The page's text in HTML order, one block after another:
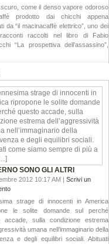
scuro, come il denso vapore odoroso
prodotto dai chicchi appena
da “il macinacaffè elettrico”, uno dei
raccolti nel libro di Fabio
“La prospettiva dell’assassino”,
SONO GLI ALTRI
2012 10:17 AM | Scrivi un
strage di innocenti in America
le solite domande sul perché
accade, sulla condizione estrema
umana nell’immaginario della
e degli equilibri sociali. Abituati